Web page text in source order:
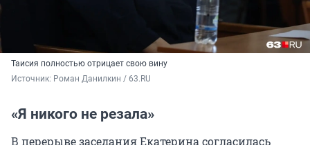
Таисия полностью отрицает свою вину
Источник: Роман Данилкин / 63.RU
«Я никого не резала»
В перерыве заседания Екатерина согласилась